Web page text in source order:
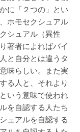
に「２つの」とい
ホモセクシュアル
シュアル（異性
著者によればバイ
と自分とは違うタ
味らしい。また実
る人と、それより
いう意味で使われ
を自認する人たち
ュアルを自認する